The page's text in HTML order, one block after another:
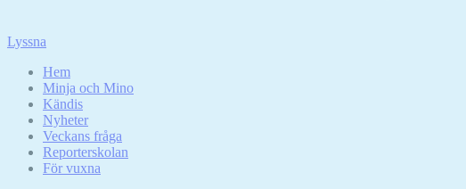
Lyssna
Hem
Minja och Mino
Kändis
Nyheter
Veckans fråga
Reporterskolan
För vuxna